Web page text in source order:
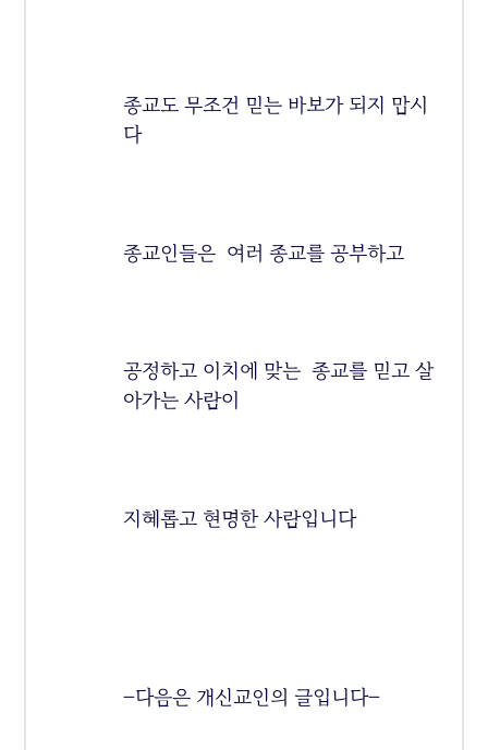
종교도 무조건 믿는 바보가 되지 맙시
다
종교인들은 여러 종교를 공부하고
공정하고 이치에 맞는 종교를 믿고 살
아가는 사람이
지혜롭고 현명한 사람입니다
–다음은 개신교인의 글입니다–